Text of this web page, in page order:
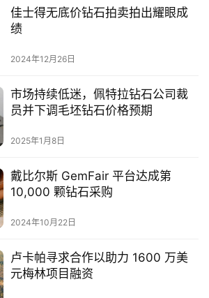
佳士得无底价钻石拍卖拍出耀眼成
绩
2024年12月26日
市场持续低迷，佩特拉钻石公司裁
员并下调毛坯钻石价格预期
2025年1月8日
戴比尔斯 GemFair 平台达成第
10,000 颗钻石采购
2024年10月22日
卢卡帕寻求合作以助力 1600 万美
元梅林项目融资